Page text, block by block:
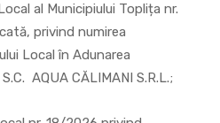
al Municipiului Toplița nr.
privind numirea
Local în Adunarea
AQUA CĂLIMANI S.R.L.;